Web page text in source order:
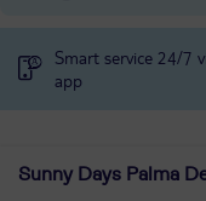
Smart service 24/7
app
Sunny Days Palma